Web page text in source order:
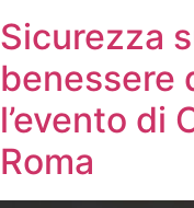
Sicurezza
benessere
l’evento di
Roma